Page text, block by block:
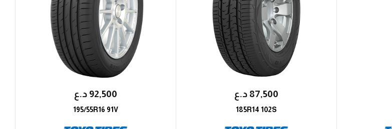
87,500 ؜د.؜ع
185R14 102S
92,500 ؜د.؜ع
195/55R16 91V